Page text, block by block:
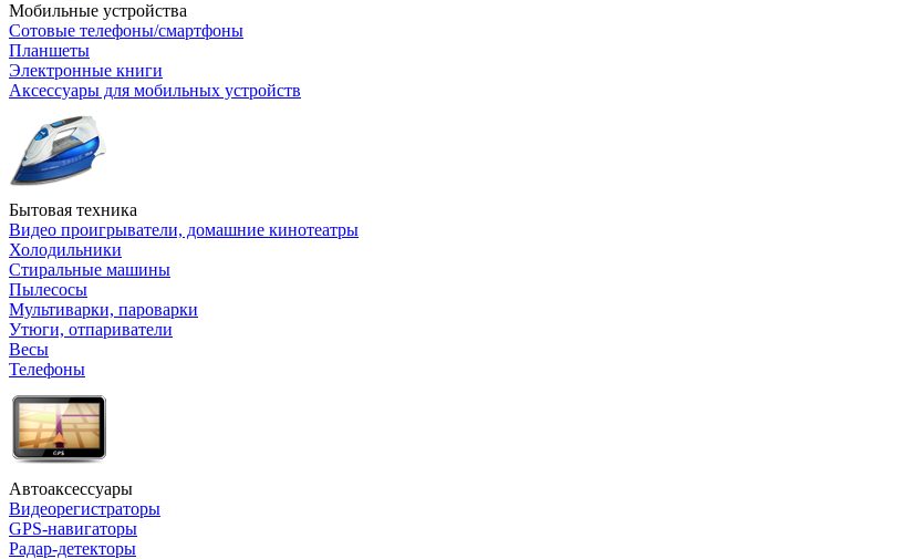
Мобильные устройства
Сотовые телефоны/смартфоны
Планшеты
Электронные книги
Аксессуары для мобильных устройств
Бытовая техника
Видео проигрыватели, домашние кинотеатры
Холодильники
Стиральные машины
Пылесосы
Мультиварки, пароварки
Утюги, отпариватели
Весы
Телефоны
Автоаксессуары
Видеорегистраторы
GPS-навигаторы
Радар-детекторы